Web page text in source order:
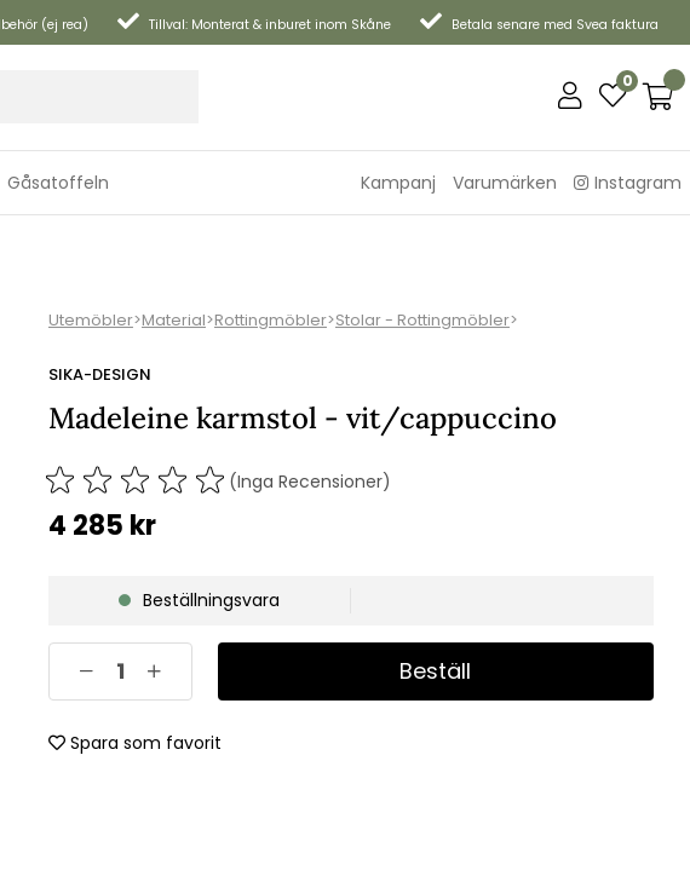
(ej rea) Tillval: Monterat & inburet inom Skåne Betala senare med Svea faktura
0
Gåsatoffeln Kampanj Varumärken Instagram
Utemöbler>Material>Rottingmöbler>Stolar - Rottingmöbler>
SIKA-DESIGN
Madeleine karmstol - vit/cappuccino
(Inga Recensioner)
4 285 kr
Beställningsvara
Beställ
Spara som favorit